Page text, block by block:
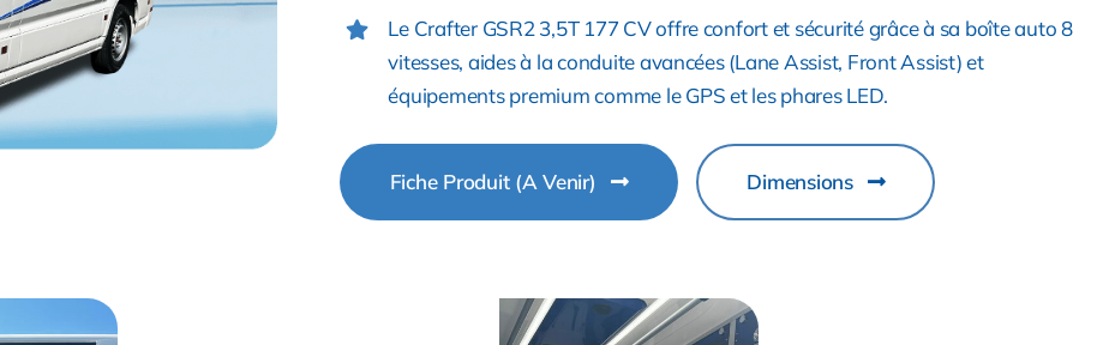
Le Crafter GSR2 3,5T 177 CV offre confort et sécurité grâce à sa boîte auto 8
vitesses, aides à la conduite avancées (Lane Assist, Front Assist) et
équipements premium comme le GPS et les phares LED.
Fiche Produit (A Venir) Dimensions